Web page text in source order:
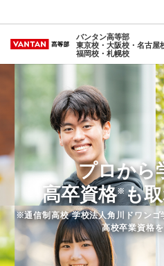
バンタン高等部
東京校・大阪校・名古屋
福岡校・札幌校
プロから
高卒資格※も
※通信制高校 学校法人角川ドワンゴ
高校卒業資格